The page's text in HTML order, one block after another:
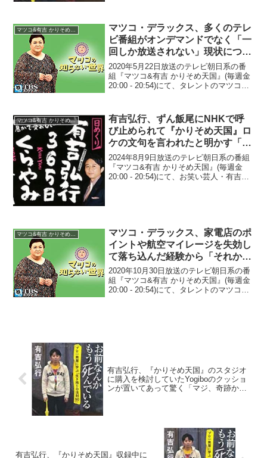
マツコ・デラックス、多くのテレ
ビ番組がオンデマンドでなく「一
回しか放送されない」現状につい
て指摘「ほとんどの人が見てない
わけよ。もったいなくね？」
2020年5月22日放送のテレビ朝日系の番
組『マツコ&有吉 かりそめ天国』(毎週金
20:00 - 20:54)にて、タレントのマツコ・
い」現状について「ほとんどの人が見...
マツコ&有吉 かりそめ天国
有吉弘行、ずん飯尾にNHKで呼
び止められて『かりそめ天国』ロ
ケの文句を言われたと明かす「移
動、考えてもらえないか？」
2024年8月9日放送のテレビ朝日系の番組
『マツコ&有吉 かりそめ天国』(毎週金
20:00 - 20:54)にて、お笑い芸人・有吉弘
マツコ&有吉 かりそめ天国
マツコ・デラックス、家電店のポ
イントや航空マイレージを失効し
て落ち込んだ経験から「それから
ポイント貯めるのをやめた」と告
白
2020年10月30日放送のテレビ朝日系の番
組『マツコ&有吉 かりそめ天国』(毎週金
20:00 - 20:54)にて、タレントのマツコ・
有吉弘行、『かりそめ天国』のスタジオ
に購入を検討していたYogiboのクッショ
ンが置いてあって驚く「マジ、奇跡か
有吉弘行、『かりそめ天国』収録中に